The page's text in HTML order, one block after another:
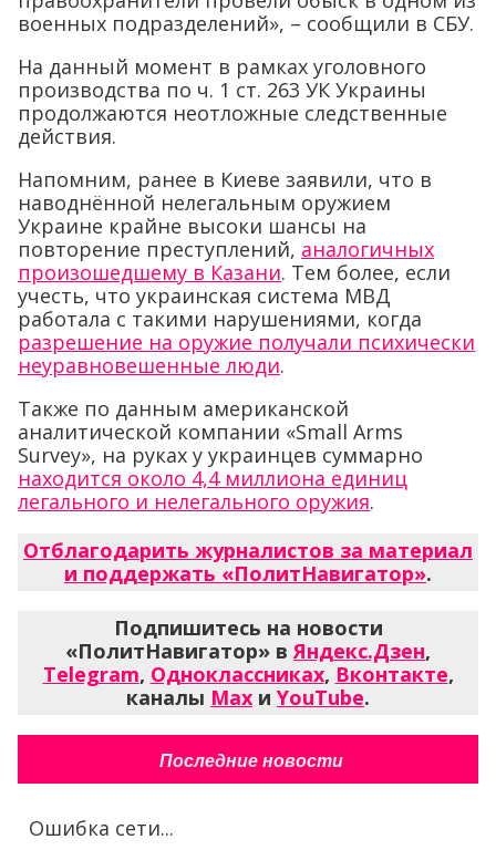
военных подразделений», – сообщили в СБУ.
На данный момент в рамках уголовного
производства по ч. 1 ст. 263 УК Украины
продолжаются неотложные следственные
действия.
Напомним, ранее в Киеве заявили, что в
наводнённой нелегальным оружием
Украине крайне высоки шансы на
повторение преступлений, аналогичных
произошедшему в Казани. Тем более, если
учесть, что украинская система МВД
работала с такими нарушениями, когда
разрешение на оружие получали психически
неуравновешенные люди.
Также по данным американской
аналитической компании «Small Arms
Survey», на руках у украинцев суммарно
находится около 4,4 миллиона единиц
легального и нелегального оружия.
Отблагодарить журналистов за материал
и поддержать «ПолитНавигатор».
Подпишитесь на новости
«ПолитНавигатор» вЯндекс.Дзен,
Telegram, Одноклассниках, Вконтакте,
каналы Max и YouTube.
Последние новости
Ошибка сети...